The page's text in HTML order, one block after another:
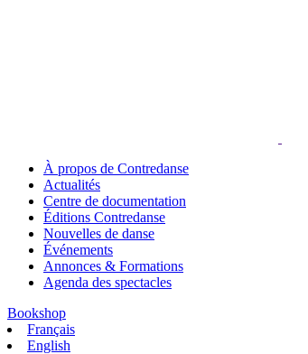
À propos de Contredanse
Actualités
Centre de documentation
Éditions Contredanse
Nouvelles de danse
Événements
Annonces & Formations
Agenda des spectacles
Bookshop
Français
English